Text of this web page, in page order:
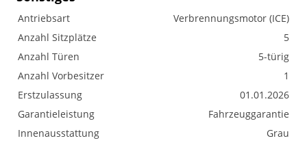
Antriebsart
Verbrennungsmotor (ICE)
Anzahl Sitzplätze
5
Anzahl Türen
5-türig
Anzahl Vorbesitzer
1
Erstzulassung
01.01.2026
Garantieleistung
Fahrzeuggarantie
Innenausstattung
Grau